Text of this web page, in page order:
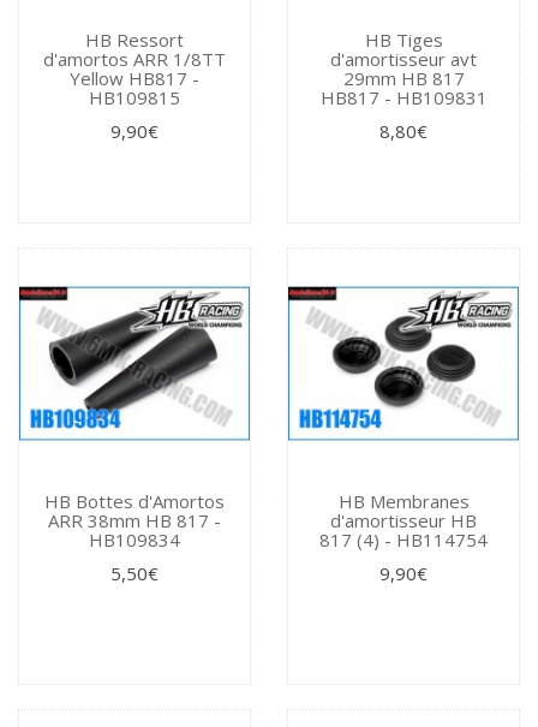
HB Ressort
d'amortos ARR 1/8TT
Yellow HB817 -
HB109815
9,90€
HB Tiges
d'amortisseur avt
29mm HB 817
HB817 - HB109831
8,80€
HB Bottes d'Amortos
ARR 38mm HB 817 -
HB109834
5,50€
HB Membranes
d'amortisseur HB
817 (4) - HB114754
9,90€